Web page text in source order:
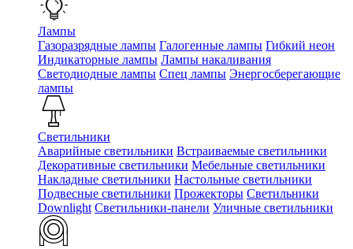
Лампы
Газоразрядные лампы Галогенные лампы Гибкий неон
Индикаторные лампы Лампы накаливания
Светодиодные лампы Спец лампы Энергосберегающие
лампы
Светильники
Аварийные светильники Встраиваемые светильники
Декоративные светильники Мебельные светильники
Накладные светильники Настольные светильники
Подвесные светильники Прожекторы Светильники
Downlight Светильники-панели Уличные светильники